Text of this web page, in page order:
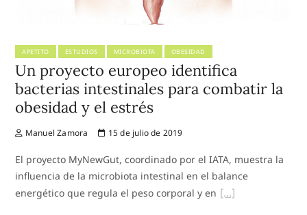
APETITO ESTUDIOS MICROBIOTA OBESIDAD
Un proyecto europeo identifica
bacterias intestinales para combatir la
obesidad y el estrés
Manuel Zamora 15 de julio de 2019
El proyecto MyNewGut, coordinado por el IATA, muestra la
influencia de la microbiota intestinal en el balance
energético que regula el peso corporal y en